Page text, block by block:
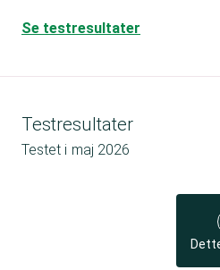
Se testresultater
Testresultater
Testet i maj 2026